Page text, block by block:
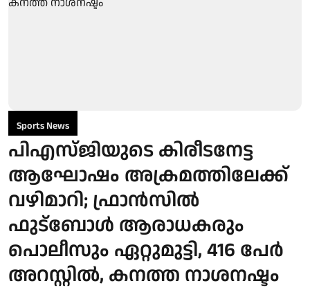
Sports News
പിഎസ്ജിയുടെ കിരീടനേട്ട
ആഘോഷം അക്രമത്തിലേക്ക്
വഴിമാറി; ഫ്രാന്‍സില്‍
ഫുട്‌ബോള്‍ ആരാധകരും
പൊലീസും ഏറ്റുമുട്ടി, 416 പേര്‍
അറസ്റ്റില്‍, കനത്ത നാശനഷ്ടം